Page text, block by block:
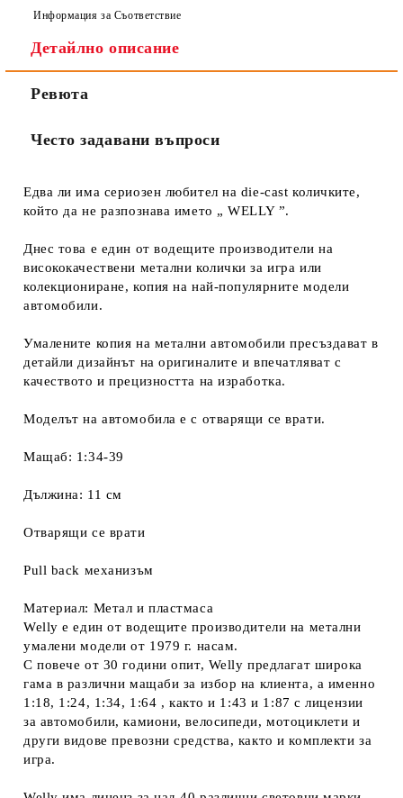
Информация за Съответствие
Детайлно описание
Ревюта
Често задавани въпроси
Едва ли има сериозен любител на die-cast количките,
който да не разпознава името „ WELLY ”.
Днес това е един от водещите производители на
висококачествени метални колички за игра или
колекциониране, копия на най-популярните модели
автомобили.
Умалените копия на метални автомобили пресъздават в
детайли дизайнът на оригиналите и впечатляват с
качеството и прецизността на изработка.
Моделът на автомобила е с отварящи се врати.
Мащаб: 1:34-39
Дължина: 11 см
Отварящи се врати
Pull back механизъм
Материал: Метал и пластмаса
Welly е един от водещите производители на метални
умалени модели от 1979 г. насам.
С повече от 30 години опит, Welly предлагат широка
гама в различни мащаби за избор на клиента, а именно
1:18, 1:24, 1:34, 1:64 , както и 1:43 и 1:87 с лицензии
за автомобили, камиони, велосипеди, мотоциклети и
други видове превозни средства, както и комплекти за
игра.